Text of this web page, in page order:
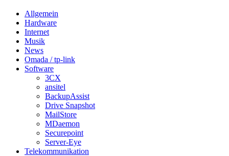
Allgemein
Hardware
Internet
Musik
News
Omada / tp-link
Software
3CX
ansitel
BackupAssist
Drive Snapshot
MailStore
MDaemon
Securepoint
Server-Eye
Telekommunikation